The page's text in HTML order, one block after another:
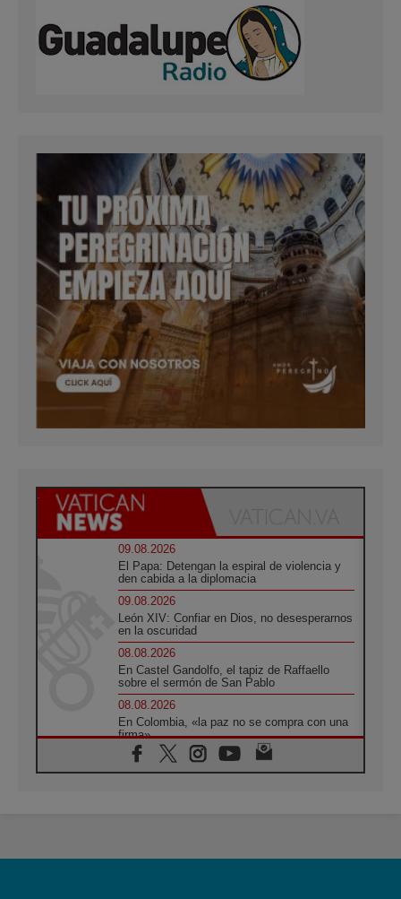
09.08.2026
El Papa: Detengan la espiral de violencia y
den cabida a la diplomacia
09.08.2026
León XIV: Confiar en Dios, no desesperarnos
en la oscuridad
08.08.2026
En Castel Gandolfo, el tapiz de Raffaello
sobre el sermón de San Pablo
08.08.2026
En Colombia, «la paz no se compra con una
firma»
08.08.2026
En Venezuela celebraron los 416 años del
08.08.2026